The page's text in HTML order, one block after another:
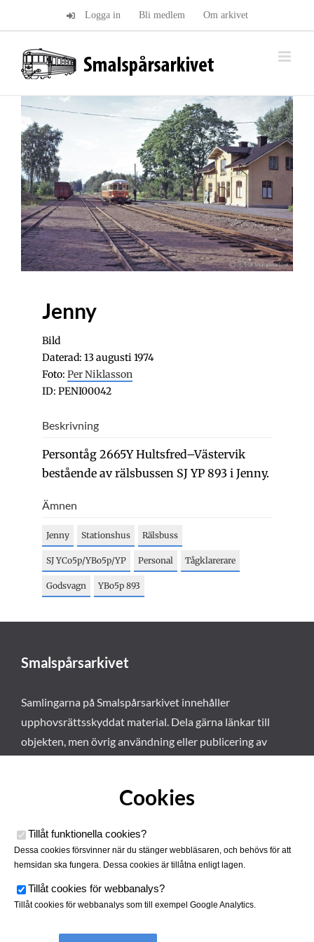
Logga in Bli medlem Om arkivet
Jenny
Bild
Daterad: 13 augusti 1974
Foto: Per Niklasson
ID: PENI00042
Beskrivning
Persontåg 2665Y Hultsfred–Västervik
bestående av rälsbussen SJ YP 893 i Jenny.
Ämnen
Jenny Stationshus Rälsbuss
SJ YCo5p/YBo5p/YP Personal Tågklarerare
Godsvagn YBo5p 893
Smalspårsarkivet
Samlingarna på Smalspårsarkivet innehåller
upphovsrättsskyddat material. Dela gärna länkar till
objekten, men övrig användning eller publicering av
Cookies
Tillåt funktionella cookies?
Dessa cookies försvinner när du stänger webbläsaren, och behövs för att
hemsidan ska fungera. Dessa cookies är tillåtna enligt lagen.
Tillåt cookies för webbanalys?
Tillåt cookies för webbanalys som till exempel Google Analytics.